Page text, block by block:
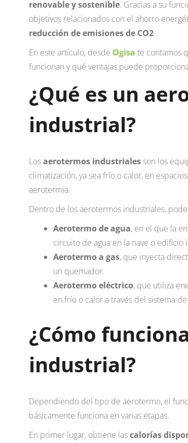
renovable y sostenible. Gracias a su
objetivos relacionados con el ahorro
reducción de emisiones de CO2.
En este artículo, desde Ogisa te contamos
funcionan y qué ventajas puede
¿Qué es un
industrial?
Losaerotermos industriales son los
climatización, ya sea frío o calor, en
aerotermia.
Dentro de los aerotermos industriales,
Aerotermo de agua, en el que la
circuito de agua en la nave o edificio
Aerotermo a gas, que inyecta
un quemador.
Aerotermo eléctrico, que utiliza
en frío o calor a través del sistema
¿Cómo
industrial?
Dependiendo del tipo de aerotermo, el
básicamente funciona en varias etapas.
En primer lugar, obtiene lascalorías